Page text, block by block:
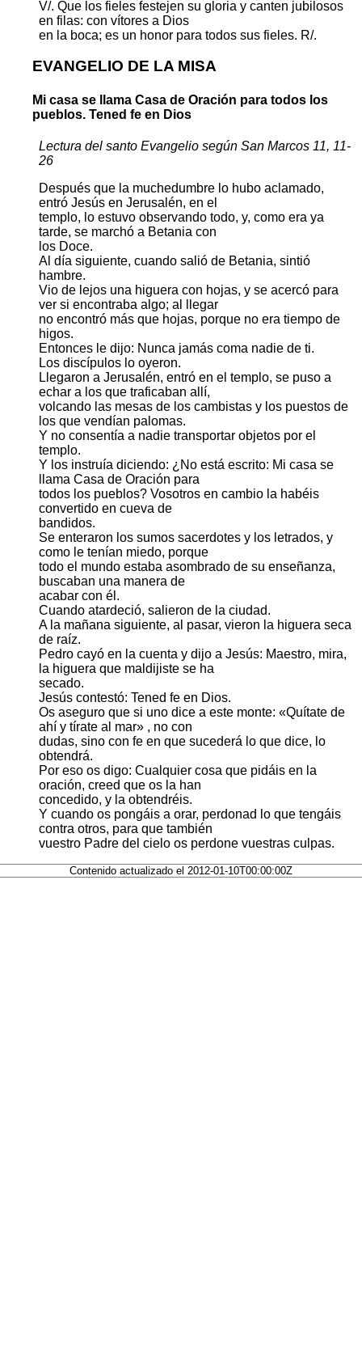
V/. Que los fieles festejen su gloria y canten jubilosos
en filas: con vítores a Dios
en la boca; es un honor para todos sus fieles. R/.
EVANGELIO DE LA MISA
Mi casa se llama Casa de Oración para todos los
pueblos. Tened fe en Dios
Lectura del santo Evangelio según San Marcos 11, 11-
26
Después que la muchedumbre lo hubo aclamado,
entró Jesús en Jerusalén, en el
templo, lo estuvo observando todo, y, como era ya
tarde, se marchó a Betania con
los Doce.
Al día siguiente, cuando salió de Betania, sintió
hambre.
Vio de lejos una higuera con hojas, y se acercó para
ver si encontraba algo; al llegar
no encontró más que hojas, porque no era tiempo de
higos.
Entonces le dijo: Nunca jamás coma nadie de ti.
Los discípulos lo oyeron.
Llegaron a Jerusalén, entró en el templo, se puso a
echar a los que traficaban allí,
volcando las mesas de los cambistas y los puestos de
los que vendían palomas.
Y no consentía a nadie transportar objetos por el
templo.
Y los instruía diciendo: ¿No está escrito: Mi casa se
llama Casa de Oración para
todos los pueblos? Vosotros en cambio la habéis
convertido en cueva de
bandidos.
Se enteraron los sumos sacerdotes y los letrados, y
como le tenían miedo, porque
todo el mundo estaba asombrado de su enseñanza,
buscaban una manera de
acabar con él.
Cuando atardeció, salieron de la ciudad.
A la mañana siguiente, al pasar, vieron la higuera seca
de raíz.
Pedro cayó en la cuenta y dijo a Jesús: Maestro, mira,
la higuera que maldijiste se ha
secado.
Jesús contestó: Tened fe en Dios.
Os aseguro que si uno dice a este monte: «Quítate de
ahí y tírate al mar» , no con
dudas, sino con fe en que sucederá lo que dice, lo
obtendrá.
Por eso os digo: Cualquier cosa que pidáis en la
oración, creed que os la han
concedido, y la obtendréis.
Y cuando os pongáis a orar, perdonad lo que tengáis
contra otros, para que también
vuestro Padre del cielo os perdone vuestras culpas.
Contenido actualizado el 2012-01-10T00:00:00Z